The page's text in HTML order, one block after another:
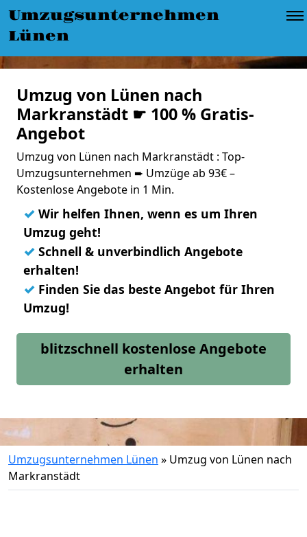
Umzugsunternehmen
Lünen
Umzug von Lünen nach
Markranstädt ☛ 100 % Gratis-
Angebot
Umzug von Lünen nach Markranstädt : Top-
Umzugsunternehmen ➨ Umzüge ab 93€ –
Kostenlose Angebote in 1 Min.
✓ Wir helfen Ihnen, wenn es um Ihren
Umzug geht!
✓ Schnell & unverbindlich Angebote
erhalten!
✓ Finden Sie das beste Angebot für Ihren
Umzug!
blitzschnell kostenlose Angebote
erhalten
Umzugsunternehmen Lünen » Umzug von Lünen nach
Markranstädt